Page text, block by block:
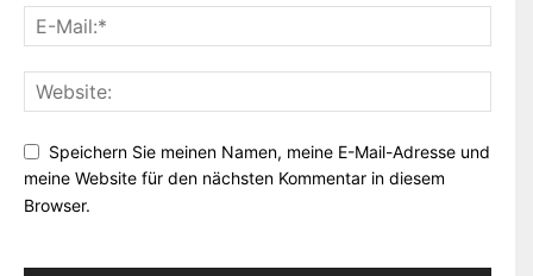
Speichern Sie meinen Namen, meine E-Mail-Adresse und
meine Website für den nächsten Kommentar in diesem
Browser.